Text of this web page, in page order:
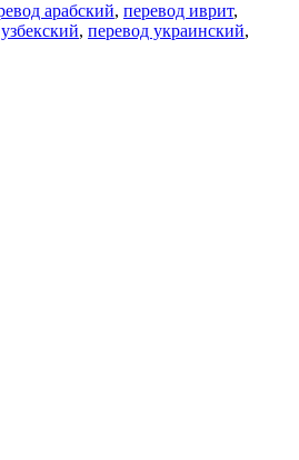
арабский, перевод иврит,
, перевод украинский,